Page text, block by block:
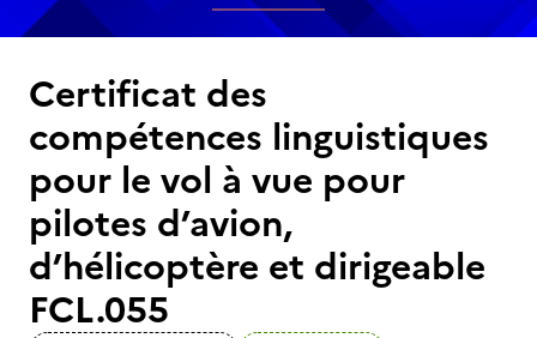
Certificat des
compétences linguistiques
pour le vol à vue pour
pilotes d’avion,
d’hélicoptère et dirigeable
FCL.055